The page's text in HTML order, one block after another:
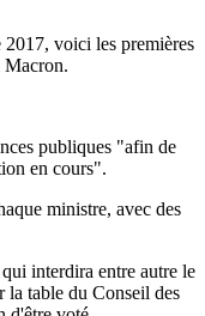
voici les premières
Macron.
publiques "afin de
en cours".
ministre, avec des
interdira entre autre le
la table du Conseil des